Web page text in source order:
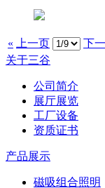
« 上一页 下
关于三谷
公司简介
展厅展览
工厂设备
资质证书
产品展示
磁吸组合照明